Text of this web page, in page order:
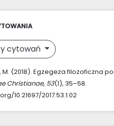
cytowań
(2018). Egzegeza filozoficzna
Christianae, 53(1), 35–58.
10.21697/2017.53.1.02